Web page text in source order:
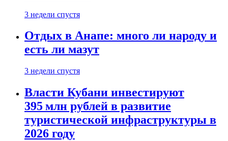
3 недели спустя
Отдых в Анапе: много ли народу и
есть ли мазут
3 недели спустя
Власти Кубани инвестируют
395 млн рублей в развитие
туристической инфраструктуры в
2026 году